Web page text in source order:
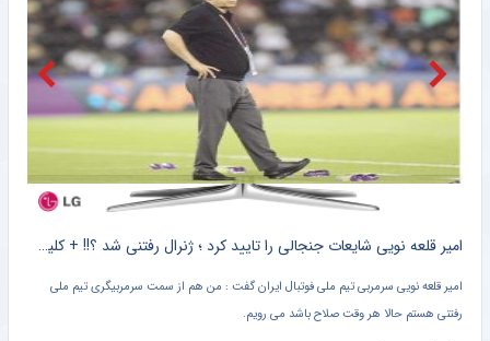
خبرورزشی ویدیو| درخواست لغو پلی‌آف جنجالی به CAS ارسال شد
مشرق نیوز چرا محمد صلاح ترکیه را به عربستان و آمریکا ترجیح داد
مشرق نیوز فیلم/ محمد صلاح مات و مبهوت استقبال هواداران ترابزون اسپور
امیر قلعه نویی شایعات جنجالی را تایید کرد ؛ ژنرال رفتنی شد ؟!! + کلیپ پربازدید
امیر قلعه‌ نویی سرمربی تیم ملی فوتبال ایران گفت : من هم از سمت سرمربیگری تیم ملی
رفتنی هستم حالا هر وقت صلاح باشد می رویم.